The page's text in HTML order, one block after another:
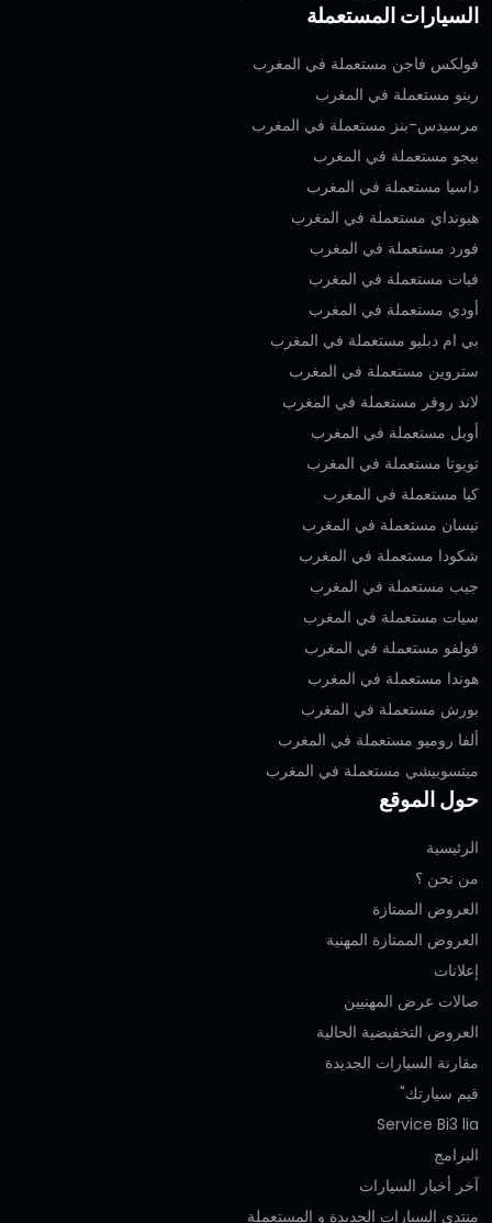
السيارات المستعملة
فولكس فاجن مستعملة في المغرب
رينو مستعملة في المغرب
مرسيدس-بنز مستعملة في المغرب
بيجو مستعملة في المغرب
داسيا مستعملة في المغرب
هيونداي مستعملة في المغرب
فورد مستعملة في المغرب
فيات مستعملة في المغرب
أودي مستعملة في المغرب
بي ام دبليو مستعملة في المغرب
ستروين مستعملة في المغرب
لاند روفر مستعملة في المغرب
أوبل مستعملة في المغرب
تويوتا مستعملة في المغرب
كيا مستعملة في المغرب
نيسان مستعملة في المغرب
شكودا مستعملة في المغرب
جيب مستعملة في المغرب
سيات مستعملة في المغرب
فولفو مستعملة في المغرب
هوندا مستعملة في المغرب
بورش مستعملة في المغرب
ألفا روميو مستعملة في المغرب
ميتسوبيشي مستعملة في المغرب
حول الموقع
الرئيسية
من نحن ؟
العروض الممتازة
العروض الممتازة المهنية‎
إعلانات
صالات عرض المهنيين
العروض التخفيضية الحالية
مقارنة السيارات الجديدة
قيم سيارتك"
Service Bi3 lia
البرامج
آخر أخبار السيارات
منتدى السيارات الجديدة و المستعملة